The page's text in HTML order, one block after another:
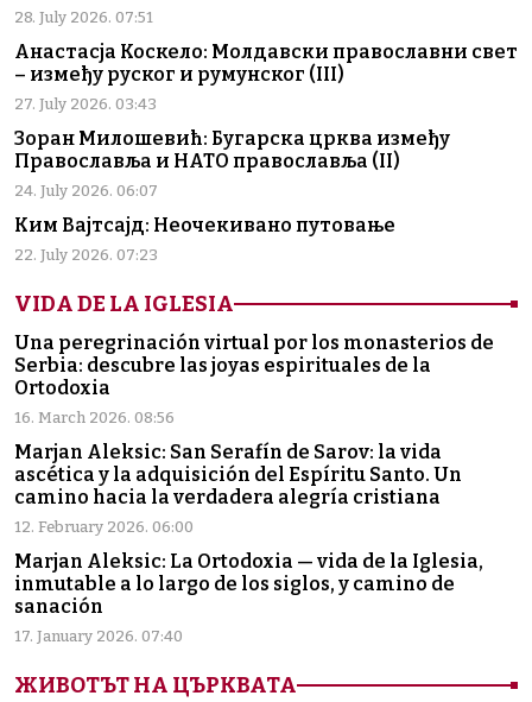
28. July 2026. 07:51
Анастасја Коскело: Молдавски православни свет
– између руског и румунског (III)
27. July 2026. 03:43
Зоран Милошевић: Бугарска црква између
Православља и НАТО православља (II)
24. July 2026. 06:07
Ким Вајтсајд: Неочекивано путовање
22. July 2026. 07:23
VIDA DE LA IGLESIA
Una peregrinación virtual por los monasterios de
Serbia: descubre las joyas espirituales de la
Ortodoxia
16. March 2026. 08:56
Marjan Aleksic: San Serafín de Sarov: la vida
ascética y la adquisición del Espíritu Santo. Un
camino hacia la verdadera alegría cristiana
12. February 2026. 06:00
Marjan Aleksic: La Ortodoxia — vida de la Iglesia,
inmutable a lo largo de los siglos, y camino de
sanación
17. January 2026. 07:40
ЖИВОТЪТ НА ЦЪРКВАТА